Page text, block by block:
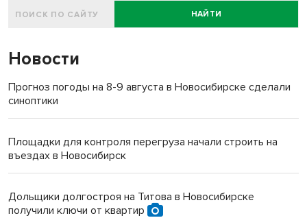
НАЙТИ
Новости
Прогноз погоды на 8-9 августа в Новосибирске сделали
синоптики
Площадки для контроля перегруза начали строить на
въездах в Новосибирск
Дольщики долгостроя на Титова в Новосибирске
получили ключи от квартир